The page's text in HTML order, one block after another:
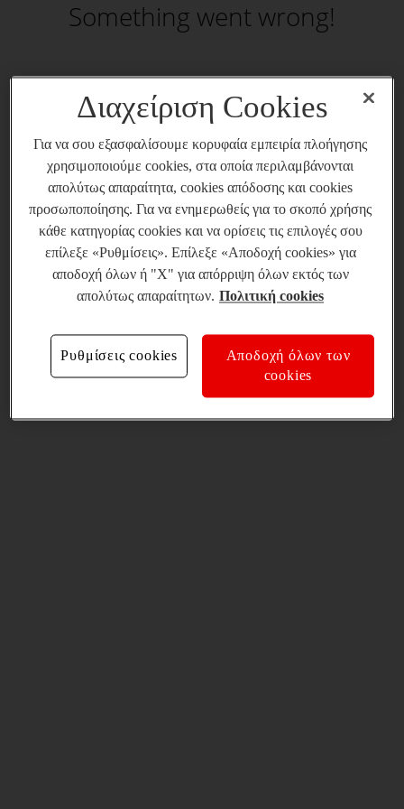
Something went wrong!
Διαχείριση Cookies
Για να σου εξασφαλίσουμε κορυφαία εμπειρία πλοήγησης
χρησιμοποιούμε cookies, στα οποία περιλαμβάνονται
απολύτως απαραίτητα, cookies απόδοσης και cookies
προσωποποίησης. Για να ενημερωθείς για το σκοπό χρήσης
κάθε κατηγορίας cookies και να ορίσεις τις επιλογές σου
επίλεξε «Ρυθμίσεις». Επίλεξε «Αποδοχή cookies» για
αποδοχή όλων ή "X" για απόρριψη όλων εκτός των
απολύτως απαραίτητων. Πολιτική cookies
Ρυθμίσεις cookies
Αποδοχή όλων των
cookies